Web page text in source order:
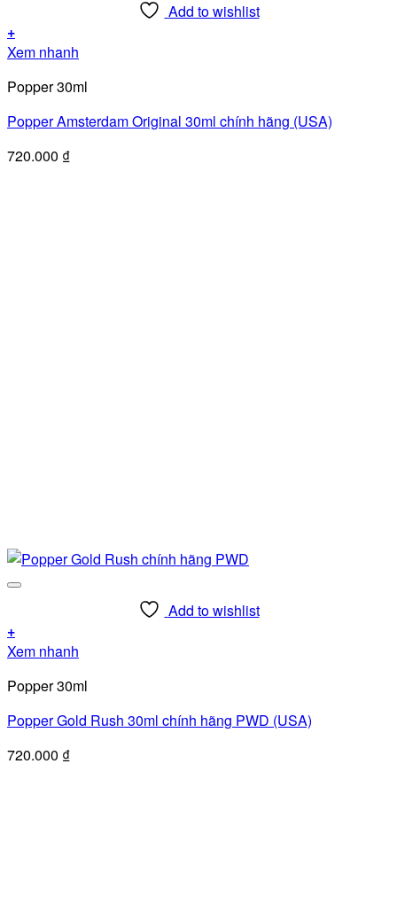
Add to wishlist
+
Xem nhanh
Popper 30ml
Popper Amsterdam Original 30ml chính hãng (USA)
720.000 ₫
Add to wishlist
+
Xem nhanh
Popper 30ml
Popper Gold Rush 30ml chính hãng PWD (USA)
720.000 ₫